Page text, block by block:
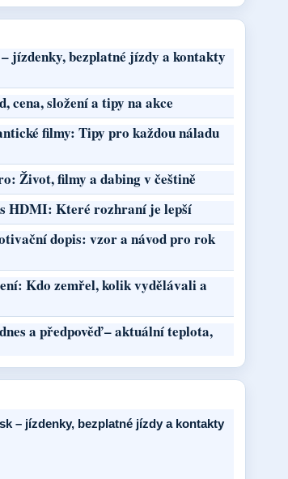
jízdenky, bezplatné jízdy a kontakty
cena, složení a tipy na akce
filmy: Tipy pro každou náladu
Život, filmy a dabing v češtině
HDMI: Které rozhraní je lepší
dopis: vzor a návod pro rok
Kdo zemřel, kolik vydělávali a
a předpověď – aktuální teplota,
– jízdenky, bezplatné jízdy a kontakty